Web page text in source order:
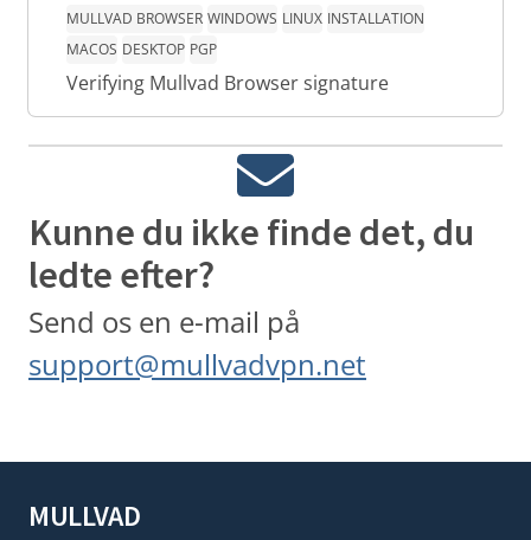
MULLVAD BROWSER WINDOWS LINUX INSTALLATION
MACOS DESKTOP PGP
Verifying Mullvad Browser signature
Kunne du ikke finde det, du
ledte efter?
Send os en e-mail på
support@mullvadvpn.net
MULLVAD